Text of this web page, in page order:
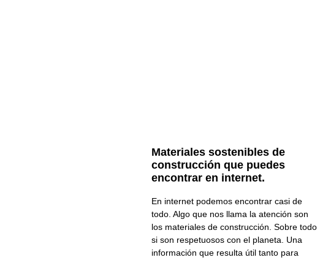
Materiales sostenibles de
construcción que puedes
encontrar en internet.
En internet podemos encontrar casi de
todo. Algo que nos llama la atención son
los materiales de construcción. Sobre todo
si son respetuosos con el planeta. Una
información que resulta útil tanto para